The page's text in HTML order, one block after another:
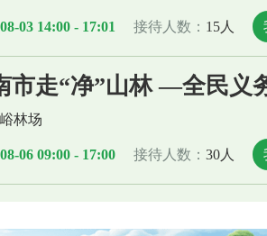
03 14:00 - 17:01 接待人数： 15人
市走“净”山林 —全民义
林场
06 09:00 - 17:00 接待人数： 30人